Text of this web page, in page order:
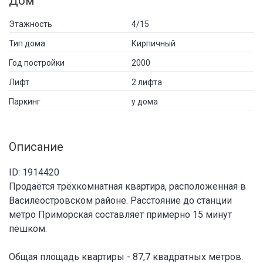
Этажность 4/15
Тип дома Кирпичный
Год постройки 2000
Лифт 2 лифта
Паркинг у дома
Описание
ID: 1914420
Продаётся трёхкомнатная квартира, расположенная в
Василеостровском районе. Расстояние до станции
метро Приморская составляет примерно 15 минут
пешком.
Общая площадь квартиры - 87,7 квадратных метров.